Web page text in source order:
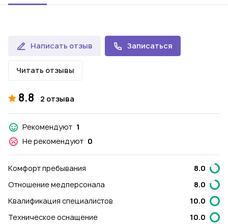
Написать отзыв
Читать отзывы
Записаться
8.8 2 отзыва
Рекомендуют 1
Не рекомендуют 0
Комфорт пребывания
8.0
Отношение медперсонала
8.0
Квалификация специалистов
10.0
Техническое оснащение
10.0